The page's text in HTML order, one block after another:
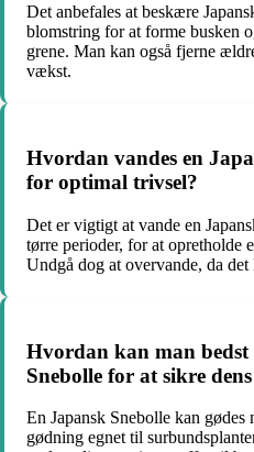
Det anbefales at beskære
blomstring for at forme busken
grene. Man kan også fjerne
vækst.
Hvordan vandes en
for optimal trivsel?
Det er vigtigt at vande en
tørre perioder, for at opretholde
Undgå dog at overvande, da
Hvordan kan man bedst
Snebolle for at sikre
En Japansk Snebolle kan
gødning egnet til